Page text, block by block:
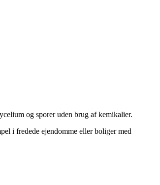
og sporer uden brug af kemikalier.
i fredede ejendomme eller boliger med